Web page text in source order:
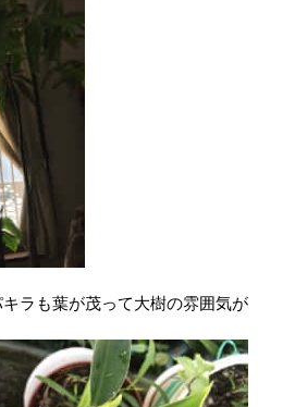
ラも葉が茂って大樹の雰囲気が